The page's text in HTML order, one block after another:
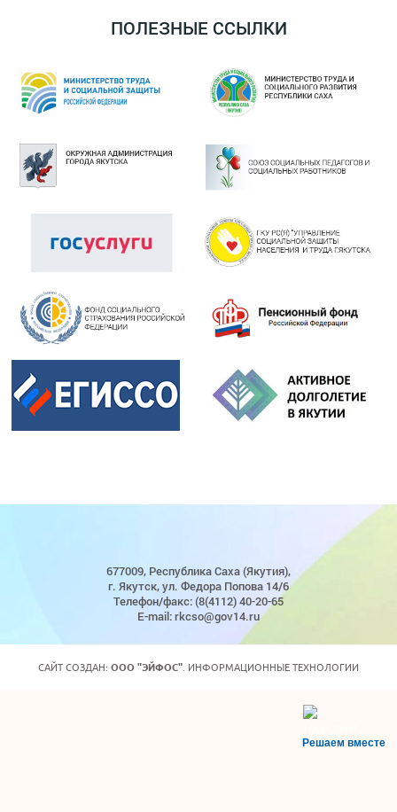
ПОЛЕЗНЫЕ ССЫЛКИ
677009, Республика Саха (Якутия),
г. Якутск, ул. Федора Попова 14/6
Телефон/факс: (8(4112) 40-20-65
E-mail: rkcso@gov14.ru
САЙТ СОЗДАН: ООО "ЭЙФОС" . ИНФОРМАЦИОННЫЕ ТЕХНОЛОГИИ
Решаем вместе